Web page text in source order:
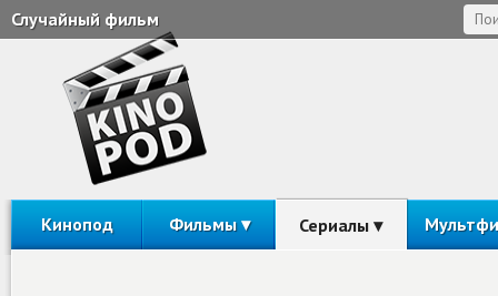
Случайный фильм
Кинопод Фильмы Сериалы